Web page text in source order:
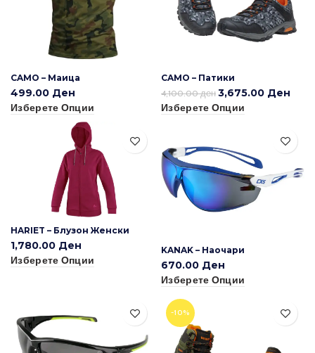
CAMO – Маица
499.00 Ден
Изберете Опции
CAMO – Патики
4,100.00ден 3,675.00 Ден
Изберете Опции
HARIET – Блузон Женски
1,780.00 Ден
Изберете Опции
KANAK – Наочари
670.00 Ден
Изберете Опции
-10%